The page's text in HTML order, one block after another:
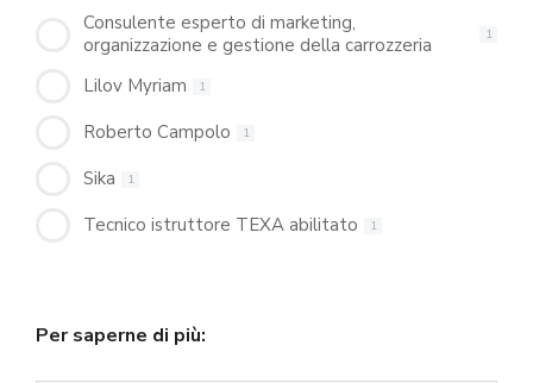
Consulente esperto di marketing,
organizzazione e gestione della carrozzeria
1
Lilov Myriam 1
Roberto Campolo 1
Sika 1
Tecnico istruttore TEXA abilitato 1
Per saperne di più: